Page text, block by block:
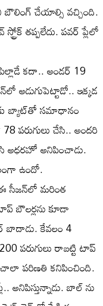
చేయాల్సి వచ్చింది.
తప్పలేదు. పవర్‌ ప్లేలో
కదా.. అండర్‌ 19
అడుగుపెట్టాడో.. ఇక్కడ
బ్యాట్‌తో సమాధానం
పరుగులు చేసి.. అందరి
అధరహో అనిపించాడు.
ఉందో.
ఈ సీజన్‌లో మరింత
బౌలర్లను కూడా
బాదాడు. కేవలం 4
పరుగులు రాబట్టి టాప్‌
పరిణతి కనిపించింది.
బాల్ ను